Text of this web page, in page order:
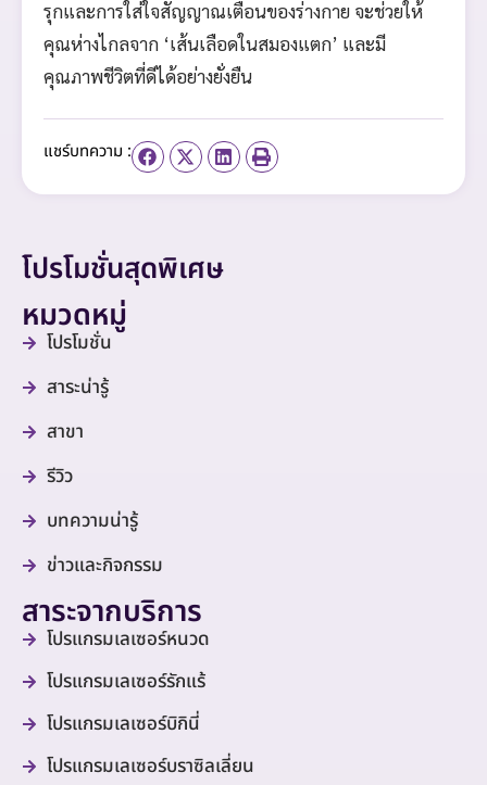
รุกและการใส่ใจสัญญาณเตือนของร่างกาย จะช่วยให้
คุณห่างไกลจาก ‘เส้นเลือดในสมองแตก’ และมี
คุณภาพชีวิตที่ดีได้อย่างยั่งยืน
แชร์บทความ :
โปรโมชั่นสุดพิเศษ
หมวดหมู่
โปรโมชั่น
สาระน่ารู้
สาขา
รีวิว
บทความน่ารู้
ข่าวและกิจกรรม
สาระจากบริการ
โปรแกรมเลเซอร์หนวด
โปรแกรมเลเซอร์รักแร้
โปรแกรมเลเซอร์บิกินี่
โปรแกรมเลเซอร์บราซิลเลี่ยน